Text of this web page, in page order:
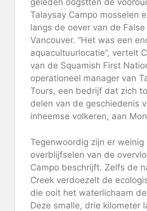
geleden oogstten de
Talaysay Campo mosselen
langs de oever van de False
Vancouver. “Het was een
aquacultuurlocatie”, vertelt
van de Squamish First
operationeel manager van
Tours, een bedrijf dat zich
delen van de geschiedenis
inheemse volkeren, aan
Tegenwoordig zijn er weinig
overblijfselen van de
Campo beschrijft. Zelfs de
Creek verdoezelt de
die ooit het waterlichaam
Deze smalle, drie kilometer